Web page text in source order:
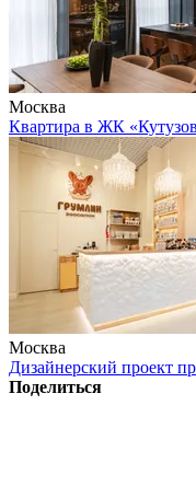
Москва
Квартира в ЖК
Москва
Дизайнерский проект
Поделиться